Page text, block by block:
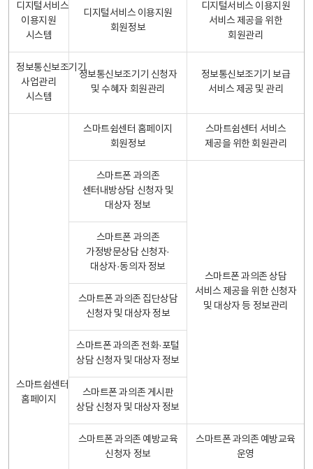
디지털서비스
이용지원
시스템
디지털서비스 이용지원
회원정보
디지털서비스 이용지원
서비스 제공을 위한
회원관리
정보통신보조기기
사업관리
시스템
정보통신보조기기 신청자
및 수혜자 회원관리
정보통신보조기기 보급
서비스 제공 및 관리
스마트쉼센터
홈페이지
스마트쉼센터 홈페이지
회원정보
스마트쉼센터 서비스
제공을 위한 회원관리
스마트폰 과의존
센터내방상담 신청자 및
대상자 정보
스마트폰 과의존 상담
서비스 제공을 위한 신청자
및 대상자 등 정보관리
스마트폰 과의존
가정방문상담 신청자·
대상자·동의자 정보
스마트폰 과의존 집단상담
신청자 및 대상자 정보
스마트폰 과의존 전화·포털
상담 신청자 및 대상자 정보
스마트폰 과의존 게시판
상담 신청자 및 대상자 정보
스마트폰 과의존 예방교육
신청자 정보
스마트폰 과의존 예방교육
운영